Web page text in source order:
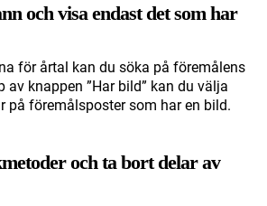
och visa endast det som har
för årtal kan du söka på föremålens
av knappen ”Har bild” kan du välja
på föremålsposter som har en bild.
och ta bort delar av